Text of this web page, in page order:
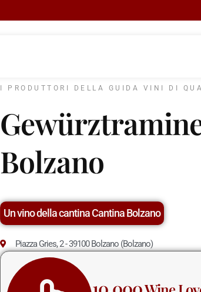
I PRODUTTORI DELLA GUIDA VINI DI
Bolzano
Un vino della cantina Cantina Bolzano
Piazza Gries, 2 - 39100 Bolzano (Bolzano)